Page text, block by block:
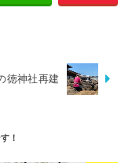
徳神社再建